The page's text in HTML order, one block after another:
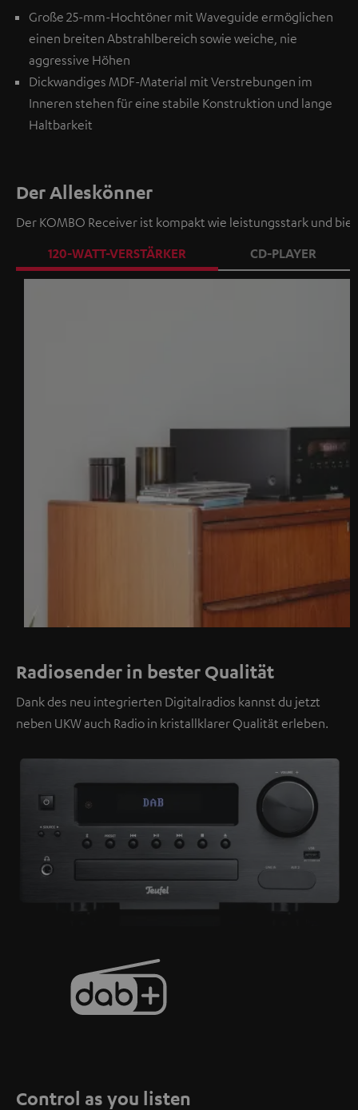
Große 25-mm-Hochtöner mit Waveguide ermöglichen
einen breiten Abstrahlbereich sowie weiche, nie
aggressive Höhen
Dickwandiges MDF-Material mit Verstrebungen im
Inneren stehen für eine stabile Konstruktion und lange
Haltbarkeit
Der Alleskönner
Der KOMBO Receiver ist kompakt wie leistungsstark und
120-WATT-VERSTÄRKER
CD-PLAYER
Radiosender in bester Qualität
Dank des neu integrierten Digitalradios kannst du jetzt
neben UKW auch Radio in kristallklarer Qualität erleben.
Control as you listen